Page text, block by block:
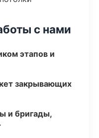
с нами
этапов и
закрывающих
и бригады,